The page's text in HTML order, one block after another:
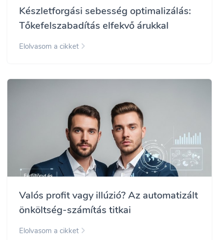
Készletforgási sebesség optimalizálás:
Tőkefelszabadítás elfekvő árukkal
Elolvasom a cikket
Valós profit vagy illúzió? Az automatizált
önköltség-számítás titkai
Elolvasom a cikket